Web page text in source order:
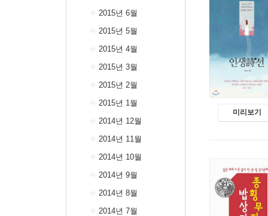
2015년 6월
2015년 5월
2015년 4월
2015년 3월
2015년 2월
2015년 1월
2014년 12월
2014년 11월
2014년 10월
2014년 9월
2014년 8월
2014년 7월
미리보기